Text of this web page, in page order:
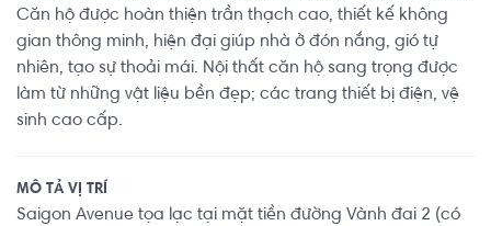
Căn hộ được hoàn thiện trần thạch cao, thiết kế không
gian thông minh, hiện đại giúp nhà ở đón nắng, gió tự
nhiên, tạo sự thoải mái. Nội thất căn hộ sang trọng được
làm từ những vật liệu bền đẹp; các trang thiết bị điện, vệ
sinh cao cấp.
MÔ TẢ VỊ TRÍ
Saigon Avenue tọa lạc tại mặt tiền đường Vành đai 2 (có